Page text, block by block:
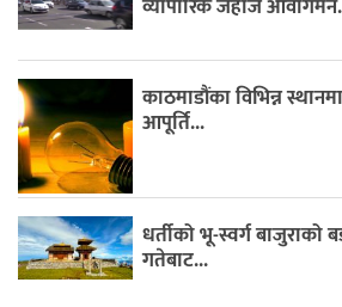
व्यापारिक जहाज
काठमाडौंका विभिन्न
आपूर्ति...
धर्तीको भू-स्वर्ग बाजुराको
गतेबाट...